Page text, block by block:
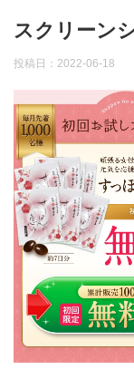
スクリーン
投稿日： 2022-06-18